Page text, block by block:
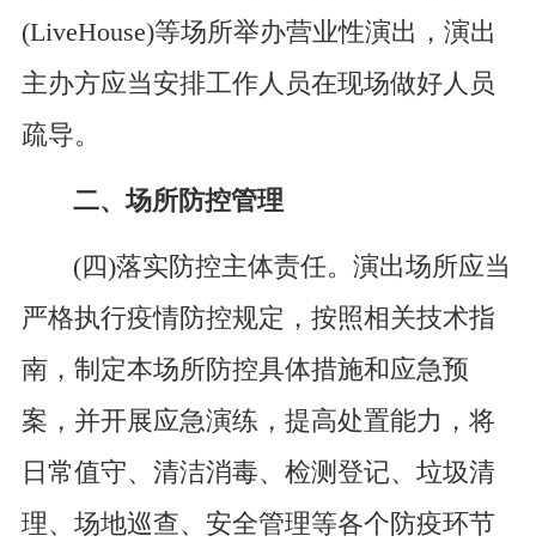
(LiveHouse)等场所举办营业性演出，演出
主办方应当安排工作人员在现场做好人员
疏导。
二、场所防控管理
(四)落实防控主体责任。演出场所应当
严格执行疫情防控规定，按照相关技术指
南，制定本场所防控具体措施和应急预
案，并开展应急演练，提高处置能力，将
日常值守、清洁消毒、检测登记、垃圾清
理、场地巡查、安全管理等各个防疫环节